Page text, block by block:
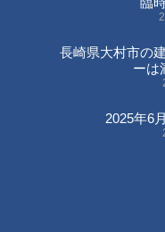
長崎県大村市の
ーは
2025年6